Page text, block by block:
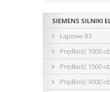
SIEMENS SILNIKI
Łapowe B3
Prędkość 1000
Prędkość 1500
Prędkość 3000